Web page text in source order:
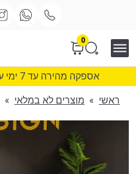
0
אספקה מהירה עד 7 ימי עסקים. ואולי הרבה לפני...
ראשי » מוצרים לא במלאי »